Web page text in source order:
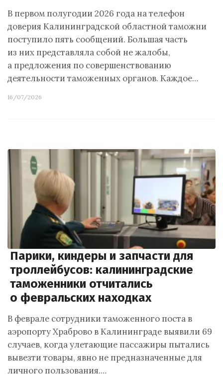
В первом полугодии 2026 года на телефон
доверия Калининградской областной таможни
поступило пять сообщений. Большая часть
из них представляла собой не жалобы,
а предложения по совершенствованию
деятельности таможенных органов. Каждое…
16/07/2026
Парики, киндеры и запчасти для
троллейбусов: калининградские
таможенники отчитались
о февральских находках
В феврале сотрудники таможенного поста в
аэропорту Храброво в Калининграде выявили 69
случаев, когда улетающие пассажиры пытались
вывезти товары, явно не предназначенные для
личного пользования.…